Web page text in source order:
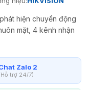
hiện chuyển động
mặt, 4 kênh nhận
Zalo 2
trợ 24/7)